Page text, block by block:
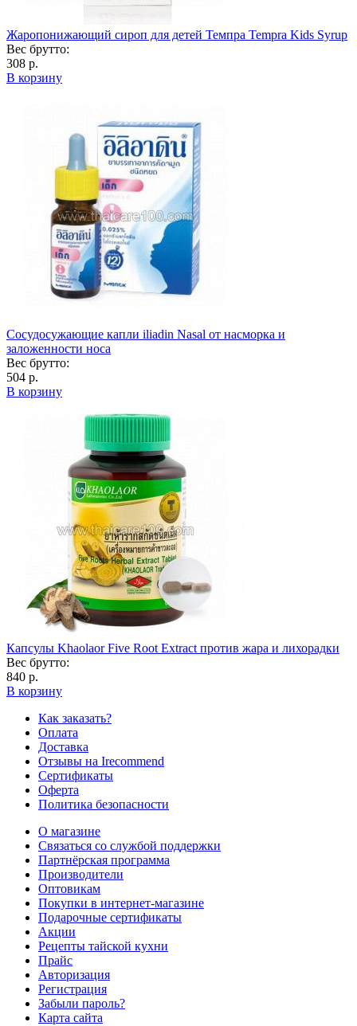
Жаропонижающий сироп для детей Темпра Tempra Kids Syrup
Вес брутто:
308 р.
В корзину
Сосудосужающие капли iliadin Nasal от насморка и
заложенности носа
Вес брутто:
504 р.
В корзину
Капсулы Khaolaor Five Root Extract против жара и лихорадки
Вес брутто:
840 р.
В корзину
Как заказать?
Оплата
Доставка
Отзывы на Irecommend
Сертификаты
Оферта
Политика безопасности
О магазине
Связаться со службой поддержки
Партнёрская программа
Производители
Оптовикам
Покупки в интернет-магазине
Подарочные сертификаты
Акции
Рецепты тайской кухни
Прайс
Авторизация
Регистрация
Забыли пароль?
Карта сайта